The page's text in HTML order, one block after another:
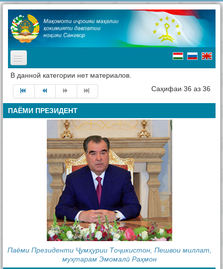
TPL_PROTOSTAR_TOGGLE_MENU
Асосӣ
Мақомоти иҷроия
Таърих
Ҷашнҳо дар ноҳия
Ташриф ба ноҳия
В данной категории нет материалов.
Саҳифаи 36 аз 36
ПАЁМИ ПРЕЗИДЕНТ
Паёми Президенти Ҷумҳурии Тоҷикистон, Пешвои миллат,
муҳтарам Эмомалӣ Раҳмон